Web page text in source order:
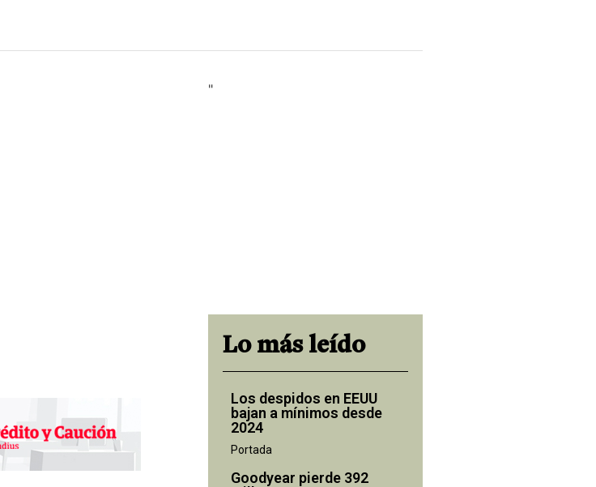
"
Lo más leído
Los despidos en EEUU
bajan a mínimos desde
2024
Portada
Goodyear pierde 392